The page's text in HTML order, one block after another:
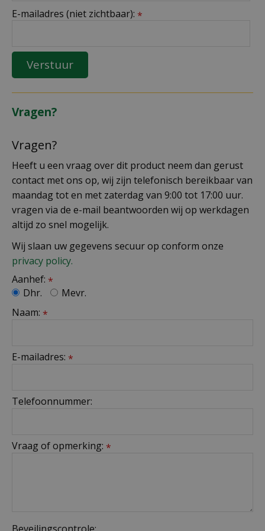
E-mailadres (niet zichtbaar): *
Vragen?
Vragen?
Heeft u een vraag over dit product neem dan gerust
contact met ons op, wij zijn telefonisch bereikbaar van
maandag tot en met zaterdag van 9:00 tot 17:00 uur.
vragen via de e-mail beantwoorden wij op werkdagen
altijd zo snel mogelijk.
Wij slaan uw gegevens secuur op conform onze
privacy policy.
Aanhef: *
Dhr.
Mevr.
Naam: *
E-mailadres: *
Telefoonnummer:
Vraag of opmerking: *